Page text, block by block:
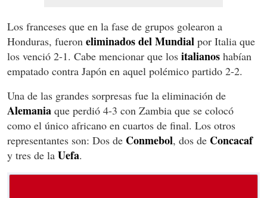
Los franceses que en la fase de grupos golearon a
Honduras, fueron eliminados del Mundial por Italia que
los venció 2-1. Cabe mencionar que los italianos habían
empatado contra Japón en aquel polémico partido 2-2.
Una de las grandes sorpresas fue la eliminación de
Alemania que perdió 4-3 con Zambia que se colocó
como el único africano en cuartos de final. Los otros
representantes son: Dos de Conmebol, dos de Concacaf
y tres de la Uefa.